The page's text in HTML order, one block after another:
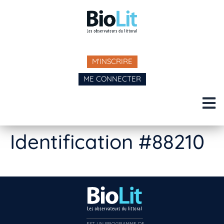
M'INSCRIRE
ME CONNECTER
Identification #88210